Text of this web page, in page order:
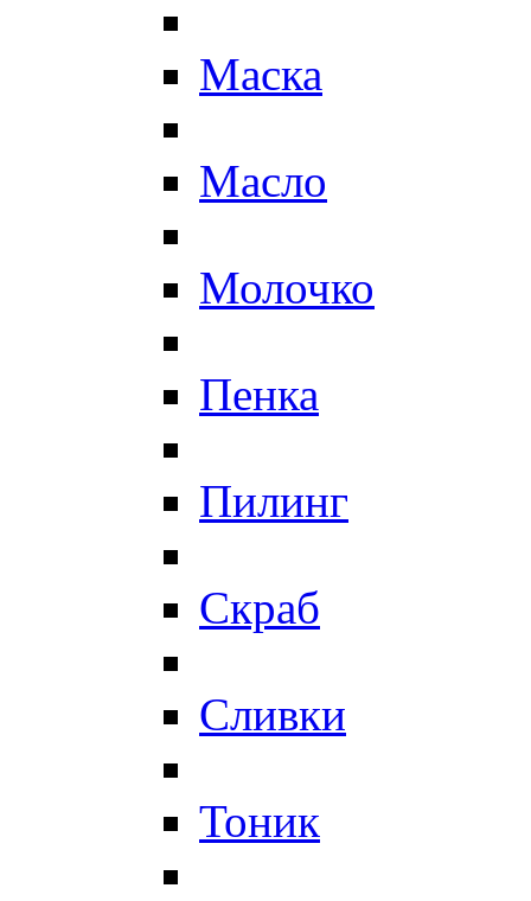
Маска
Масло
Молочко
Пенка
Пилинг
Скраб
Сливки
Тоник